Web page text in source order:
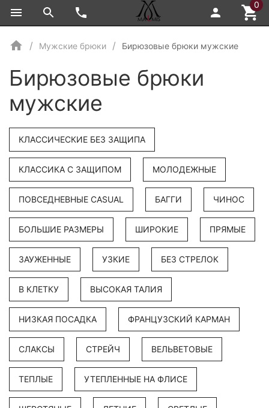
0
Мужские брюки Бирюзовые брюки мужские
Бирюзовые брюки
мужские
КЛАССИЧЕСКИЕ БЕЗ ЗАЩИПА
КЛАССИКА С ЗАЩИПОМ МОЛОДЕЖНЫЕ
ПОВСЕДНЕВНЫЕ CASUAL БАГГИ ЧИНОС
БОЛЬШИЕ РАЗМЕРЫ ШИРОКИЕ ПРЯМЫЕ
ЗАУЖЕННЫЕ УЗКИЕ БЕЗ СТРЕЛОК
В КЛЕТКУ ВЫСОКАЯ ТАЛИЯ
НИЗКАЯ ПОСАДКА ФРАНЦУЗСКИЙ КАРМАН
СЛАКСЫ СТРЕЙЧ ВЕЛЬВЕТОВЫЕ
ТЕПЛЫЕ УТЕПЛЕННЫЕ НА ФЛИСЕ